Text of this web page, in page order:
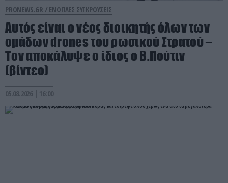
PRONEWS.GR / ΕΝΟΠΛΕΣ ΣΥΓΚΡΟΥΣΕΙΣ
Αυτός είναι ο νέος διοικητής όλων των
ομάδων drones του ρωσικού Στρατού –
Τον αποκάλυψε ο ίδιος ο Β.Πούτιν
(βίντεο)
05.08.2026 | 16:00